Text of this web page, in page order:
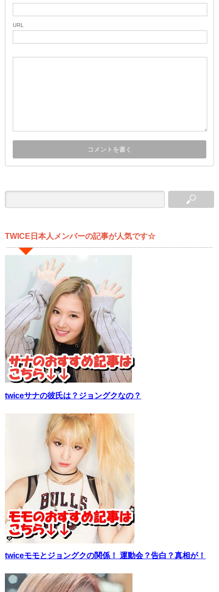
URL
TWICE日本人メンバーの記事が人気です☆
twiceサナの彼氏は？ジョングクなの？
twiceモモとジョングクの関係！ 運動会？告白？真相が！